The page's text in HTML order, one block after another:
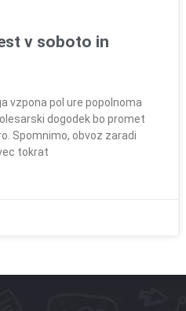
v soboto in
vzpona pol ure popolnoma
dogodek bo promet
Spomnimo, obvoz zaradi
tokrat